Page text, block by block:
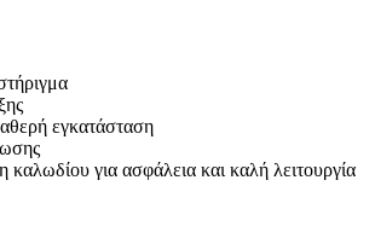
εγκατάσταση
καλωδίου για ασφάλεια και καλή λειτουργία